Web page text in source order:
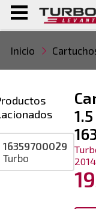
Inicio
2014
16359700029
Turbo